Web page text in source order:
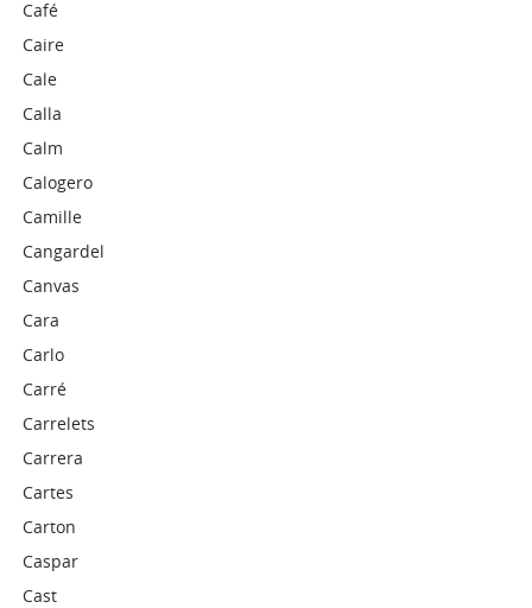
Café
Caire
Cale
Calla
Calm
Calogero
Camille
Cangardel
Canvas
Cara
Carlo
Carré
Carrelets
Carrera
Cartes
Carton
Caspar
Cast